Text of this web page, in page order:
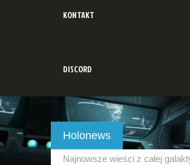
KONTAKT
DISCORD
Holonews
Najnowsze wieści z całej